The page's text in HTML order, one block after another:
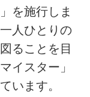
を施行しま
人ひとりの
ることを目
イスター」
います。